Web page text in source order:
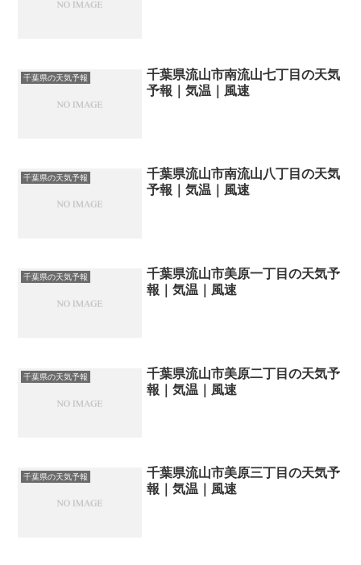
千葉県の天気予報
千葉県流山市南流山七丁目の天気
予報｜気温｜風速
千葉県の天気予報
千葉県流山市南流山八丁目の天気
予報｜気温｜風速
千葉県の天気予報
千葉県流山市美原一丁目の天気予
報｜気温｜風速
千葉県の天気予報
千葉県流山市美原二丁目の天気予
報｜気温｜風速
千葉県の天気予報
千葉県流山市美原三丁目の天気予
報｜気温｜風速